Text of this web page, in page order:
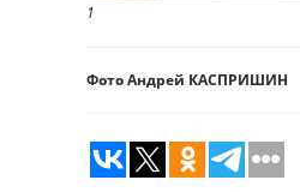
1
Фото Андрей КАСПРИШИН